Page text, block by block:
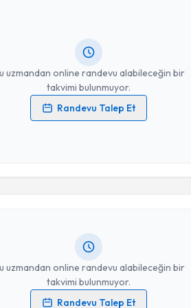
uzmandan online randevu alabileceğin bir
takvimi bulunmuyor.
Randevu Talep Et
verilerimin işlenmesine ilişkinAydınlatma Metni
Takvim Talebini Gönder
uzmandan online randevu alabileceğin bir
takvimi bulunmuyor.
Randevu Talep Et
Can Yılmaziçin randevu takvimi talebi
randevu almanız için bir takvim